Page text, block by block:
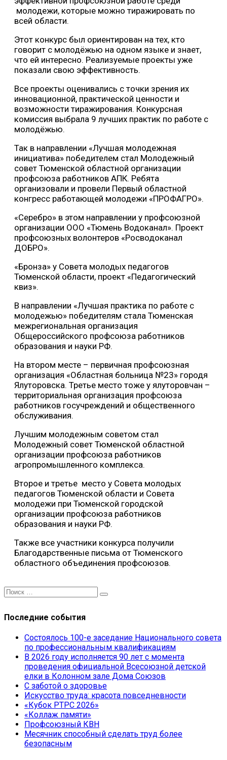
молодежи, которые можно тиражировать по
всей области.
Этот конкурс был ориентирован на тех, кто
говорит с молодёжью на одном языке и знает,
что ей интересно. Реализуемые проекты уже
показали свою эффективность.
Все проекты оценивались с точки зрения их
инновационной, практической ценности и
возможности тиражирования. Конкурсная
комиссия выбрала 9 лучших практик по работе с
молодёжью.
Так в направлении «Лучшая молодежная
инициатива» победителем стал Молодежный
совет Тюменской областной организации
профсоюза работников АПК. Ребята
организовали и провели Первый областной
конгресс работающей молодежи «ПРОФАГРО».
«Серебро» в этом направлении у профсоюзной
организации ООО «Тюмень Водоканал». Проект
профсоюзных волонтеров «Росводоканал
ДОБРО».
«Бронза» у Совета молодых педагогов
Тюменской области, проект «Педагогический
квиз».
В направлении «Лучшая практика по работе с
молодежью» победителям стала Тюменская
межрегиональная организация
Общероссийского профсоюза работников
образования и науки РФ.
На втором месте – первичная профсоюзная
организация «Областная больница №23» городя
Ялуторовска. Третье место тоже у ялуторовчан –
территориальная организация профсоюза
работников госучреждений и общественного
обслуживания.
Лучшим молодежным советом стал
Молодежный совет Тюменской областной
организации профсоюза работников
агропромышленного комплекса.
Второе и третье место у Совета молодых
педагогов Тюменской области и Совета
молодежи при Тюменской городской
организации профсоюза работников
образования и науки РФ.
Также все участники конкурса получили
Благодарственные письма от Тюменского
областного объединения профсоюзов.
Последние события
Состоялось 100-е заседание Национального совета
по профессиональным квалификациям
В 2026 году исполняется 90 лет с момента
проведения официальной Всесоюзной детской
елки в Колонном зале Дома Союзов
С заботой о здоровье
Искусство труда: красота повседневности
«Кубок РТРС 2026»
«Коллаж памяти»
Профсоюзный КВН
Месячник способный сделать труд более
безопасным